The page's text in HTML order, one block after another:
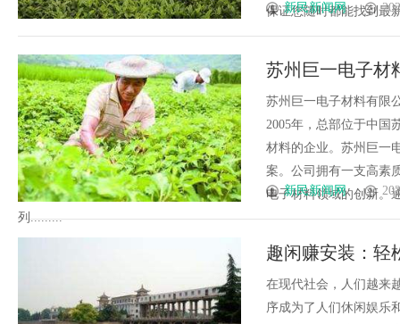
保证您随时都能找到最
新民新闻网
苏州巨一电子材
苏州巨一电子材料有限
2005年，总部位于中国
材料的企业。苏州巨一
案。公司拥有一支高素
电子材料领域的创新。
列.........
新民新闻网
趣闲赚安装：轻
在现代社会，人们越来
序成为了人们休闲娱乐